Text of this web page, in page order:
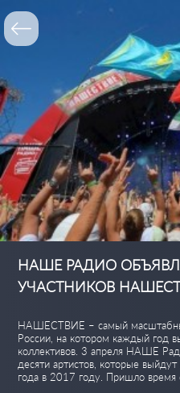
НАШЕ РАДИО
УЧАСТНИКОВ
НАШЕСТВИЕ – самый
России, на котором каждый год
коллективов. 3 апреля НАШЕ
десяти артистов, которые
года в 2017 году. Пришло время